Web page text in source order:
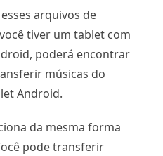
arquivos de
tiver um tablet com
poderá encontrar
músicas do
Android.
da mesma forma
pode transferir